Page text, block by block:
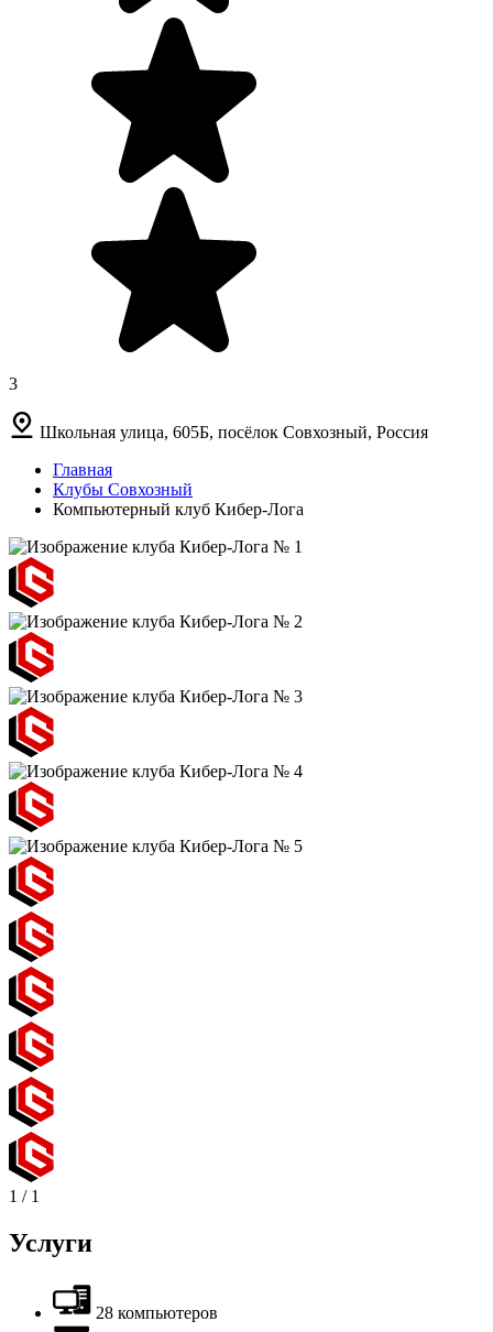
3
Школьная улица, 605Б, посёлок Совхозный, Россия
Главная
Клубы Совхозный
Компьютерный клуб Кибер-Лога
1 / 1
Услуги
28 компьютеров